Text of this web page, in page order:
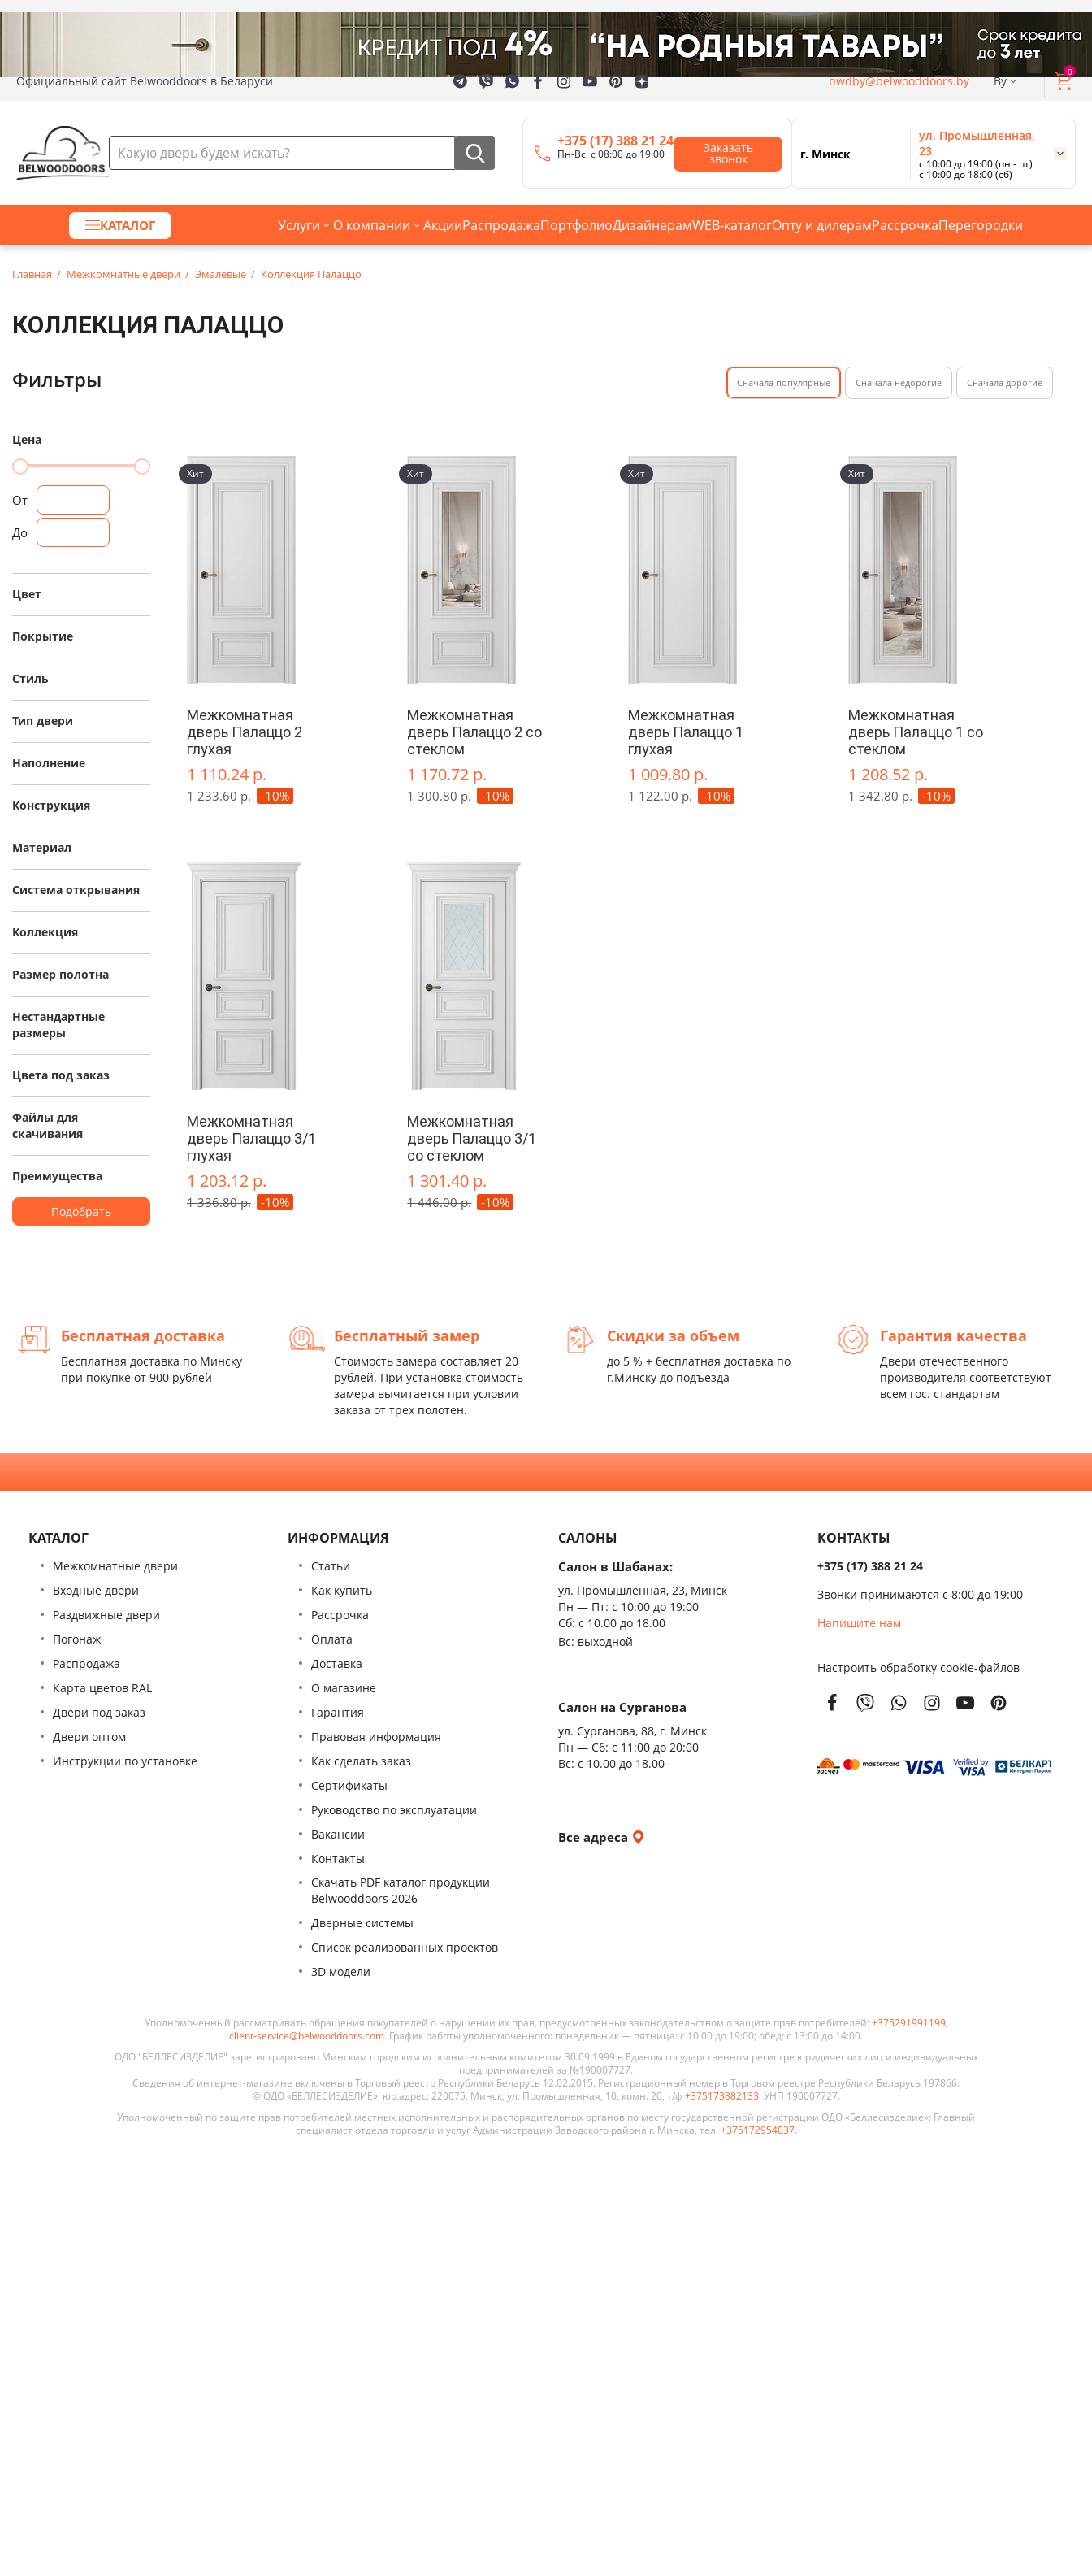
Официальный сайт Belwooddoors в Беларуси bwdby@belwooddoors.by By
0
+375 (17) 388 21 24
Пн-Вс: с 08:00 до 19:00 Заказать
звонок г. Минск
ул. Промышленная,
23
с 10:00 до 19:00 (пн - пт)
с 10:00 до 18:00 (сб)
с 10:00 до 18:00 (вс).
Смотреть все магазины
КАТАЛОГ Услуги О компании АкцииРаспродажаПортфолиоДизайнерамWEB-каталогОпту и дилерамРассрочкаПерегородки
Главная Межкомнатные двери Эмалевые Коллекция Палаццо
КОЛЛЕКЦИЯ ПАЛАЦЦО
Фильтры
Цена
От
До
Цвет
Покрытие
Стиль
Тип двери
Наполнение
Конструкция
Материал
Система открывания
Коллекция
Размер полотна
Нестандартные
размеры
Цвета под заказ
Файлы для
скачивания
Преимущества
Подобрать
Cначала популярные Сначала недорогие Cначала дорогие
Хит
Межкомнатная
дверь Палаццо 2
глухая
1 110.24 р.
1 233.60 р. -10%
Хит
Межкомнатная
дверь Палаццо 2 со
стеклом
1 170.72 р.
1 300.80 р. -10%
Хит
Межкомнатная
дверь Палаццо 1
глухая
1 009.80 р.
1 122.00 р. -10%
Хит
Межкомнатная
дверь Палаццо 1 со
стеклом
1 208.52 р.
1 342.80 р. -10%
Межкомнатная
дверь Палаццо 3/1
глухая
1 203.12 р.
1 336.80 р. -10%
Межкомнатная
дверь Палаццо 3/1
со стеклом
1 301.40 р.
1 446.00 р. -10%
Бесплатная доставка
Бесплатная доставка по Минску
при покупке от 900 рублей
Бесплатный замер
Стоимость замера составляет 20
рублей. При установке стоимость
замера вычитается при условии
заказа от трех полотен.
Скидки за объем
до 5 % + бесплатная доставка по
г.Минску до подъезда
Гарантия качества
Двери отечественного
производителя соответствуют
всем гос. стандартам
КАТАЛОГ
Межкомнатные двери
Входные двери
Раздвижные двери
Погонаж
Распродажа
Карта цветов RAL
Двери под заказ
Двери оптом
Инструкции по установке
ИНФОРМАЦИЯ
Статьи
Как купить
Рассрочка
Оплата
Доставка
О магазине
Гарантия
Правовая информация
Как сделать заказ
Сертификаты
Pуководство по эксплуатации
Вакансии
Контакты
Скачать PDF каталог продукции
Belwooddoors 2026
Дверные системы
Список реализованных проектов
3D модели
САЛОНЫ
Салон в Шабанах:
ул. Промышленная, 23, Минск
Пн — Пт: с 10:00 до 19:00
Сб: с 10.00 до 18.00
Вс: выходной
Салон на Сурганова
ул. Сурганова, 88, г. Минск
Пн — Сб: с 11:00 до 20:00
Вс: с 10.00 до 18.00
Все адреса
КОНТАКТЫ
+375 (17) 388 21 24
Звонки принимаются с 8:00 до 19:00
Напишите нам
Настроить обработку cookie-файлов
Уполномоченный рассматривать обращения покупателей о нарушении их прав, предусмотренных законодательством о защите прав потребителей: +375291991199,
client-service@belwooddoors.com. График работы уполномоченного: понедельник — пятница: с 10:00 до 19:00; обед: с 13:00 до 14:00.
ОДО "БЕЛЛЕСИЗДЕЛИЕ" зарегистрировано Минским городским исполнительным комитетом 30.09.1999 в Едином государственном регистре юридических лиц и индивидуальных
предпринимателей за №190007727.
Сведения об интернет-магазине включены в Торговый реестр Республики Беларусь 12.02.2015. Регистрационный номер в Торговом реестре Республики Беларусь 197866.
© ОДО «БЕЛЛЕСИЗДЕЛИЕ», юр.адрес: 220075, Минск, ул. Промышленная, 10, комн. 20, т/ф +375173882133. УНП 190007727.
Уполномоченный по защите прав потребителей местных исполнительных и распорядительных органов по месту государственной регистрации ОДО «Беллесизделие»: Главный
специалист отдела торговли и услуг Администрации Заводского района г. Минска, тел. +375172954037.